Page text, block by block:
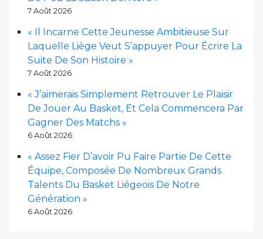
7 Août 2026
« Il Incarne Cette Jeunesse Ambitieuse Sur
Laquelle Liège Veut S’appuyer Pour Écrire La
Suite De Son Histoire »
7 Août 2026
« J’aimerais Simplement Retrouver Le Plaisir
De Jouer Au Basket, Et Cela Commencera Par
Gagner Des Matchs »
6 Août 2026
« Assez Fier D’avoir Pu Faire Partie De Cette
Équipe, Composée De Nombreux Grands
Talents Du Basket Liégeois De Notre
Génération »
6 Août 2026